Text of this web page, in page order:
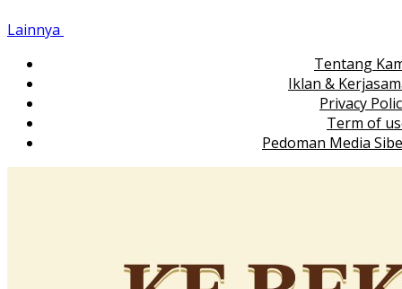
Lainnya
Tentang
Iklan &
Privacy
Term of
Pedoman Media